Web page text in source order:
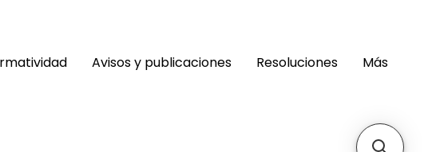
Avisos y publicaciones Resoluciones Más